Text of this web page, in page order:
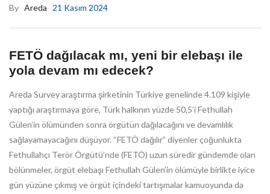
By Areda 21 Kasım 2024
FETÖ dağılacak mı, yeni bir elebaşı ile
yola devam mı edecek?
Areda Survey araştırma şirketinin Türkiye genelinde 4.109 kişiyle
yaptığı araştırmaya göre, Türk halkının yüzde 50,5’i Fethullah
Gülen’in ölümünden sonra örgütün dağılacağını ve devamlılık
sağlayamayacağını düşüyor. “FETÖ dağılır” diyenler çoğunlukta
Fethullahçı Terör Örgütü’nde (FETÖ) uzun süredir gündemde olan
bölünmeler, örgüt elebaşı Fethullah Gülen’in ölümüyle birlikte iyice
gün yüzüne çıkmış ve örgüt içindeki tartışmalar kamuoyunda da